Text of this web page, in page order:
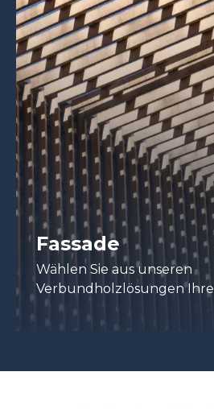
Fassade
Wählen Sie aus unseren
Verbundholzlösungen Ihre
Fassadenverkleidung aus.